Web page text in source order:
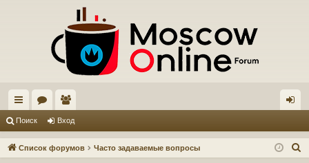
с
ы ум
ол
ьз д
Поиск Вход
Список форумов Часто задаваемые вопросы